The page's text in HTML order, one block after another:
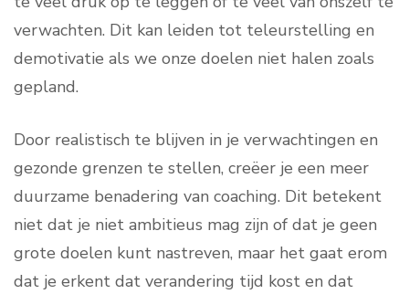
verwachten. Dit kan leiden tot teleurstelling en
demotivatie als we onze doelen niet halen zoals
gepland.
Door realistisch te blijven in je verwachtingen en
gezonde grenzen te stellen, creëer je een meer
duurzame benadering van coaching. Dit betekent
niet dat je niet ambitieus mag zijn of dat je geen
grote doelen kunt nastreven, maar het gaat erom
dat je erkent dat verandering tijd kost en dat